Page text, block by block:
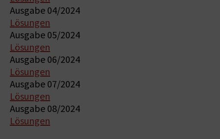
Ausgabe 04/2024
Lösungen
Ausgabe 05/2024
Lösungen
Ausgabe 06/2024
Lösungen
Ausgabe 07/2024
Lösungen
Ausgabe 08/2024
Lösungen